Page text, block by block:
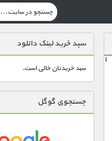
ا
سبد خرید لینک دانلود
سبد خریدتان خالی است.
جستجوی گوگل